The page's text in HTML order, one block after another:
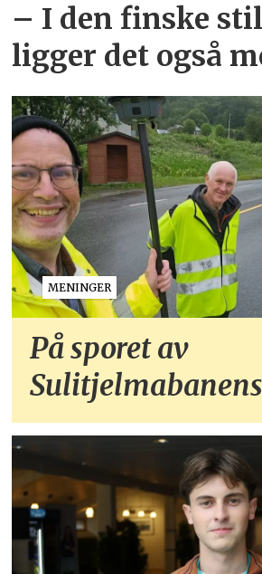
– I den finske
ligger det også
MENINGER
På sporet av